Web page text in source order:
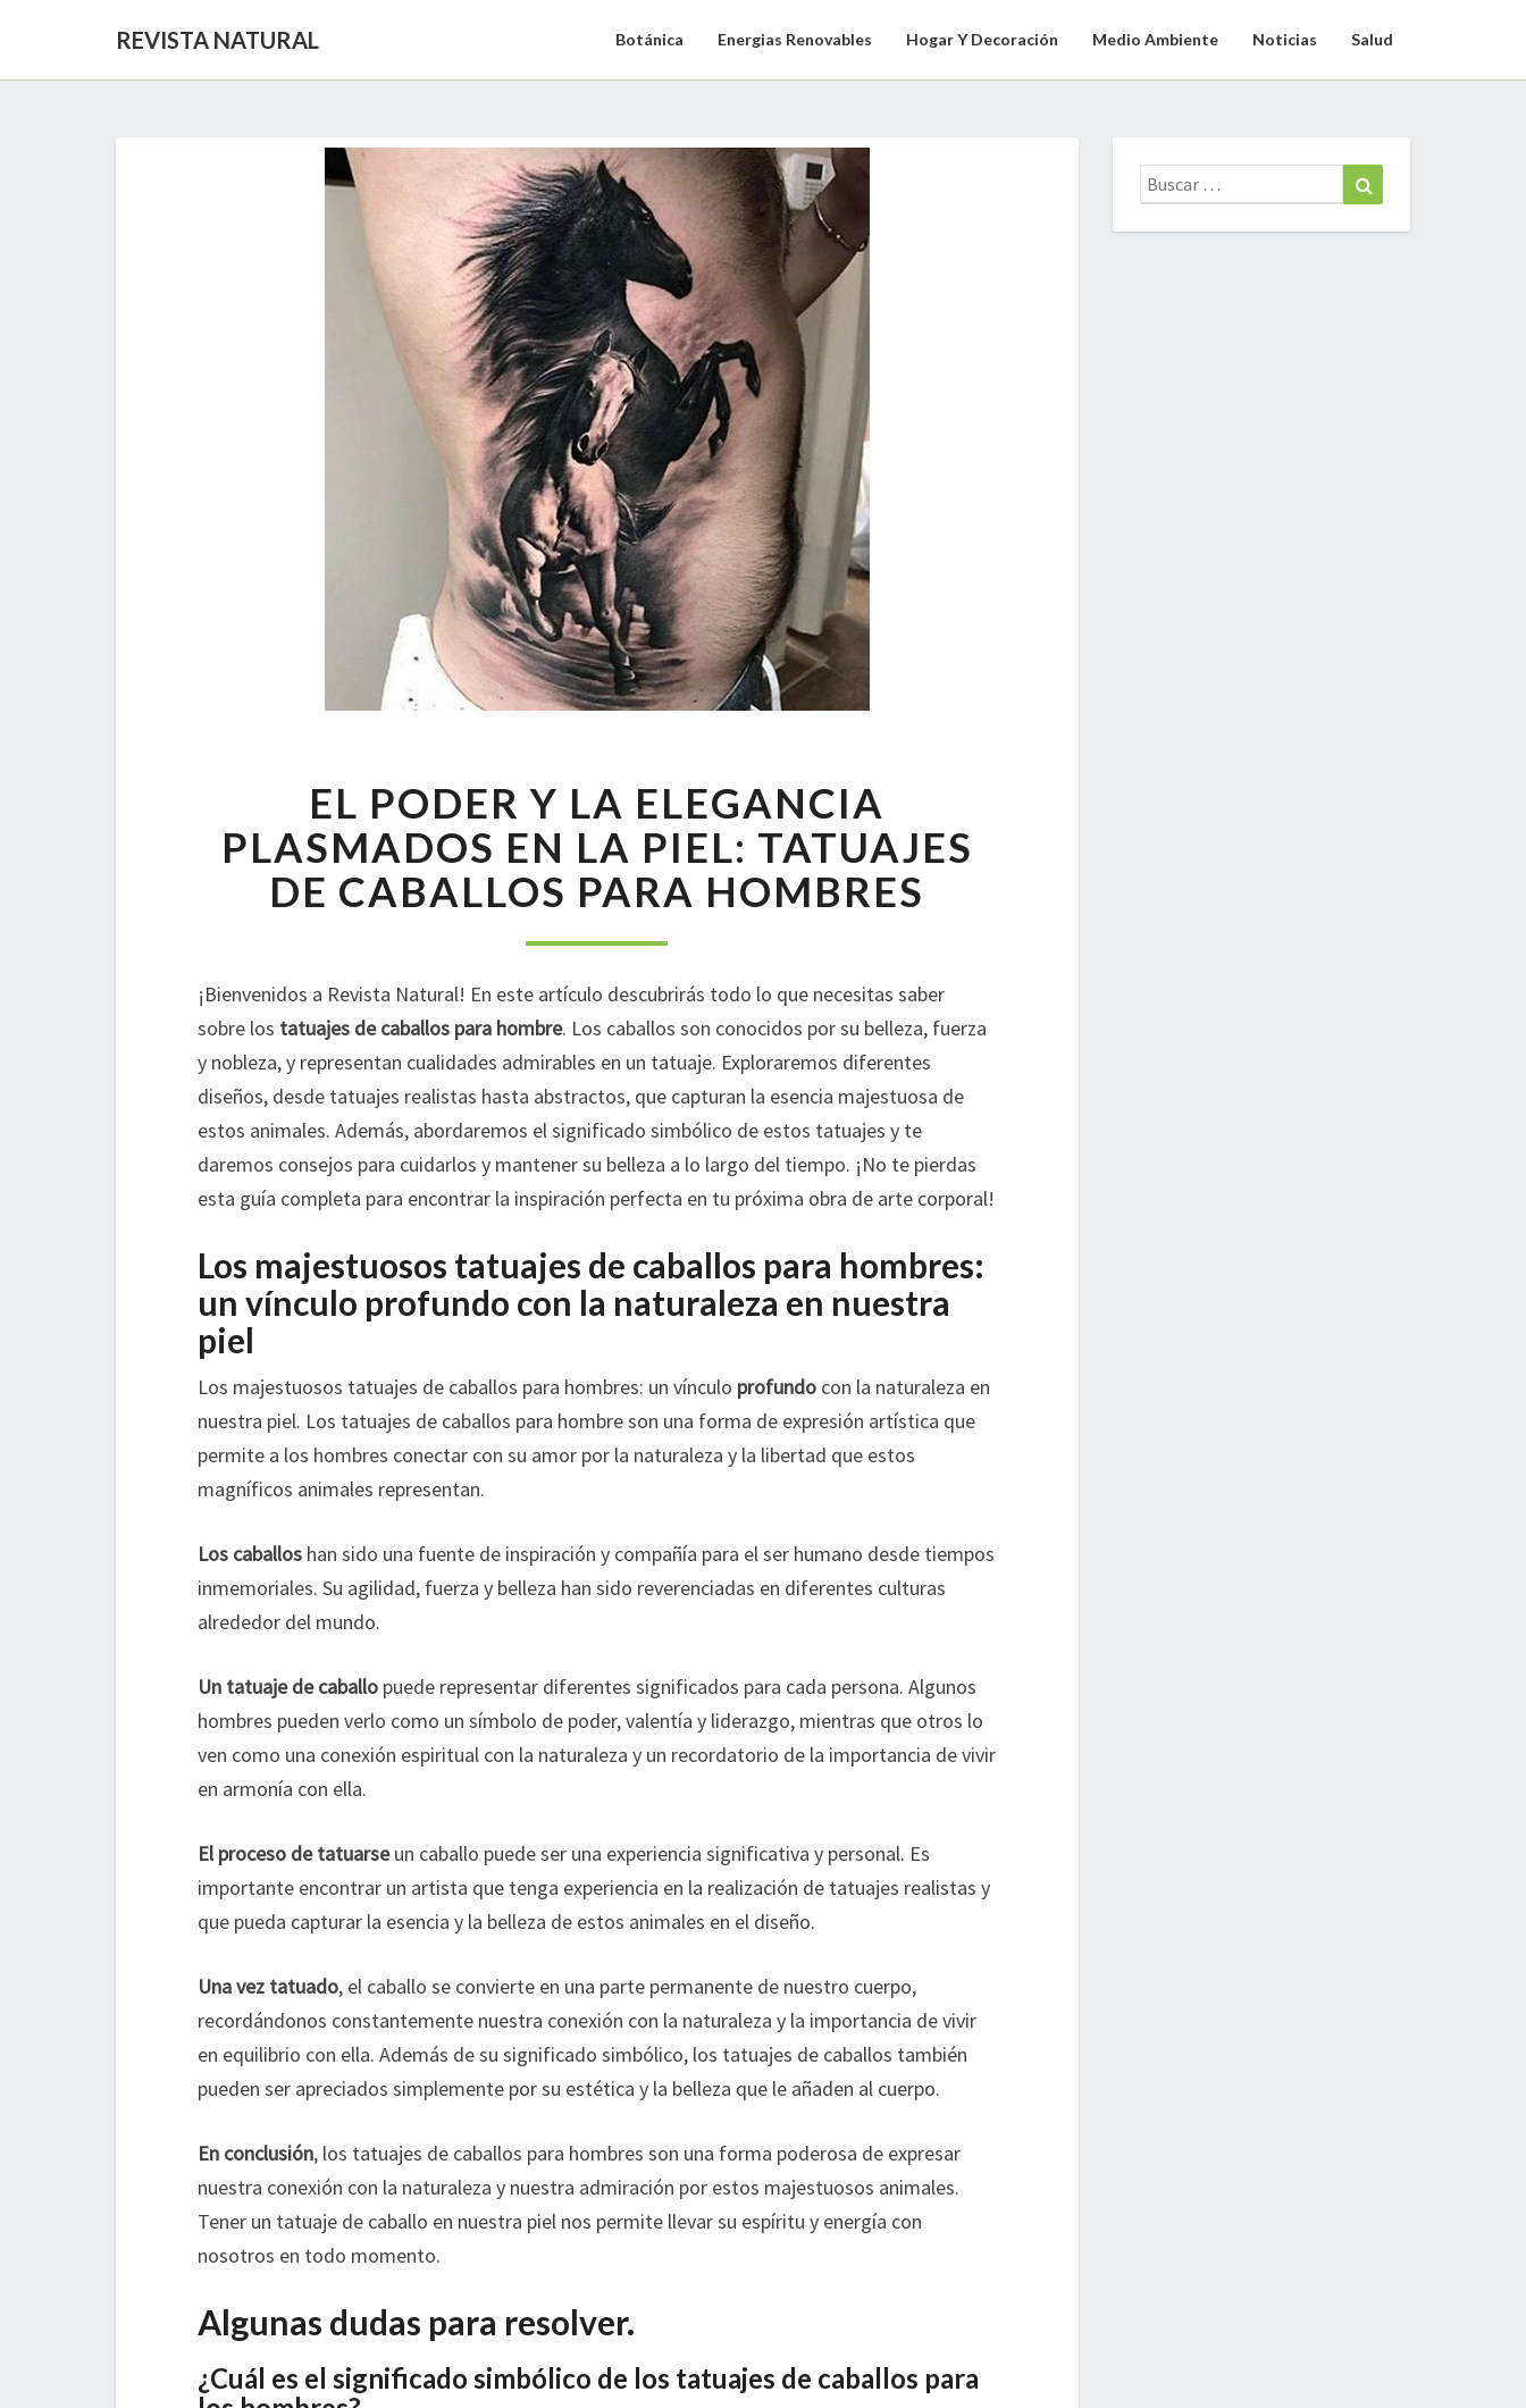
REVISTA NATURAL Botánica Energias Renovables Hogar Y Decoración Medio Ambiente Noticias Salud
PODER
LA
ELEGANCIA
PLASMADOS
EN
PIEL:
TATUAJES
DE
CABALLOS
PARA
HOMBRES
EL PODER Y LA ELEGANCIA
PLASMADOS EN LA PIEL: TATUAJES
DE CABALLOS PARA HOMBRES
¡Bienvenidos a Revista Natural! En este artículo descubrirás todo lo que necesitas saber
sobre los tatuajes de caballos para hombre. Los caballos son conocidos por su belleza, fuerza
y nobleza, y representan cualidades admirables en un tatuaje. Exploraremos diferentes
diseños, desde tatuajes realistas hasta abstractos, que capturan la esencia majestuosa de
estos animales. Además, abordaremos el significado simbólico de estos tatuajes y te
daremos consejos para cuidarlos y mantener su belleza a lo largo del tiempo. ¡No te pierdas
esta guía completa para encontrar la inspiración perfecta en tu próxima obra de arte corporal!
Los majestuosos tatuajes de caballos para hombres:
un vínculo profundo con la naturaleza en nuestra
piel
Los majestuosos tatuajes de caballos para hombres: un vínculo profundo con la naturaleza en
nuestra piel. Los tatuajes de caballos para hombre son una forma de expresión artística que
permite a los hombres conectar con su amor por la naturaleza y la libertad que estos
magníficos animales representan.
Los caballos han sido una fuente de inspiración y compañía para el ser humano desde tiempos
inmemoriales. Su agilidad, fuerza y belleza han sido reverenciadas en diferentes culturas
alrededor del mundo.
Un tatuaje de caballo puede representar diferentes significados para cada persona. Algunos
hombres pueden verlo como un símbolo de poder, valentía y liderazgo, mientras que otros lo
ven como una conexión espiritual con la naturaleza y un recordatorio de la importancia de vivir
en armonía con ella.
El proceso de tatuarseun caballo puede ser una experiencia significativa y personal. Es
importante encontrar un artista que tenga experiencia en la realización de tatuajes realistas y
que pueda capturar la esencia y la belleza de estos animales en el diseño.
Una vez tatuado, el caballo se convierte en una parte permanente de nuestro cuerpo,
recordándonos constantemente nuestra conexión con la naturaleza y la importancia de vivir
en equilibrio con ella. Además de su significado simbólico, los tatuajes de caballos también
pueden ser apreciados simplemente por su estética y la belleza que le añaden al cuerpo.
En conclusión, los tatuajes de caballos para hombres son una forma poderosa de expresar
nuestra conexión con la naturaleza y nuestra admiración por estos majestuosos animales.
Tener un tatuaje de caballo en nuestra piel nos permite llevar su espíritu y energía con
nosotros en todo momento.
Algunas dudas para resolver.
¿Cuál es el significado simbólico de los tatuajes de caballos para
Buscar: